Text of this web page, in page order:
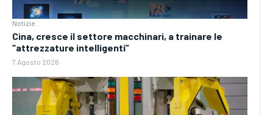
Notizie
Cina, cresce il settore macchinari, a trainare le
“attrezzature intelligenti”
7 Agosto 2026